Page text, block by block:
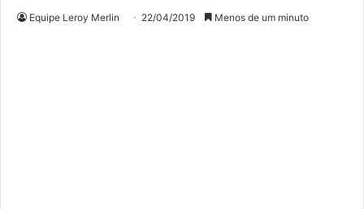
Equipe Leroy Merlin 22/04/2019 Menos de um minuto